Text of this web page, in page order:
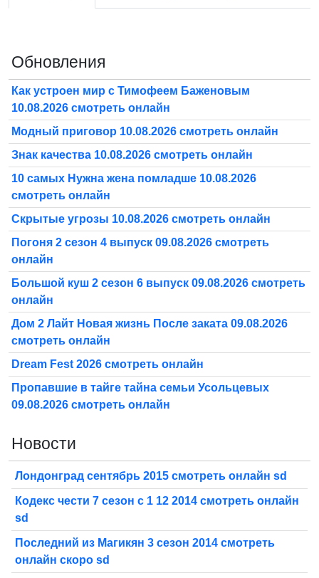
Обновления
Как устроен мир с Тимофеем Баженовым
10.08.2026 смотреть онлайн
Модный приговор 10.08.2026 смотреть онлайн
Знак качества 10.08.2026 смотреть онлайн
10 самых Нужна жена помладше 10.08.2026
смотреть онлайн
Скрытые угрозы 10.08.2026 смотреть онлайн
Погоня 2 сезон 4 выпуск 09.08.2026 смотреть
онлайн
Большой куш 2 сезон 6 выпуск 09.08.2026 смотреть
онлайн
Дом 2 Лайт Новая жизнь После заката 09.08.2026
смотреть онлайн
Dream Fest 2026 смотреть онлайн
Пропавшие в тайге тайна семьи Усольцевых
09.08.2026 смотреть онлайн
Новости
Лондонград сентябрь 2015 смотреть онлайн sd
Кодекс чести 7 сезон с 1 12 2014 смотреть онлайн
sd
Последний из Магикян 3 сезон 2014 смотреть
онлайн скоро sd